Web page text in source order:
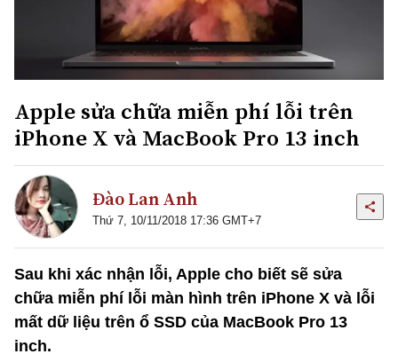
Apple sửa chữa miễn phí lỗi trên
iPhone X và MacBook Pro 13 inch
Đào Lan Anh
Thứ 7, 10/11/2018 17:36 GMT+7
Sau khi xác nhận lỗi, Apple cho biết sẽ sửa
chữa miễn phí lỗi màn hình trên iPhone X và lỗi
mất dữ liệu trên ổ SSD của MacBook Pro 13
inch.